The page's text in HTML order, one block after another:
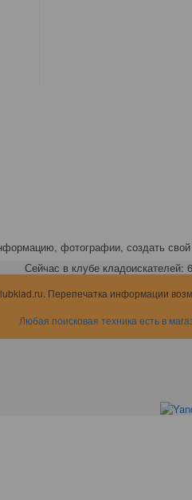
фотографии, создать свой
Сейчас в клубе кладоискателей:
Перепечатка информации
Любая поисковая техника есть в